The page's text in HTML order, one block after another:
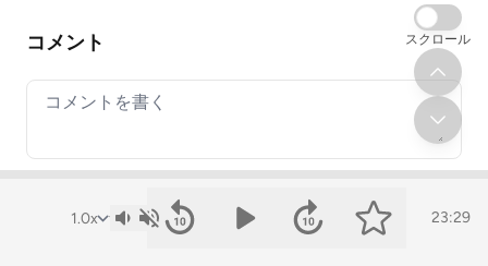
23:29
コメント
Your comment
スクロール